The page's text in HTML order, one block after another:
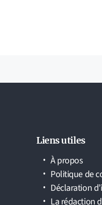
Liens utiles
À propos
Politique de
Déclaration
La rédaction